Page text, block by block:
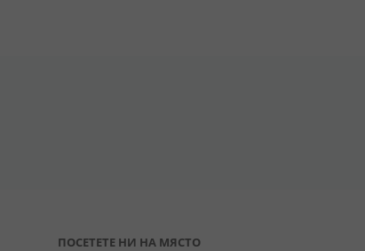
ПОСЕТЕТЕ НИ НА МЯСТО